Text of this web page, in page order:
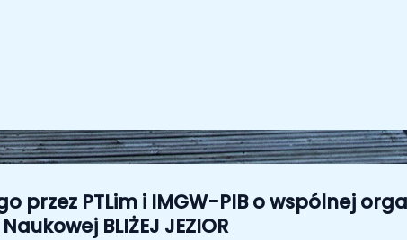
przez PTLim i IMGW-PIB o wspólnej
BLIŻEJ JEZIOR